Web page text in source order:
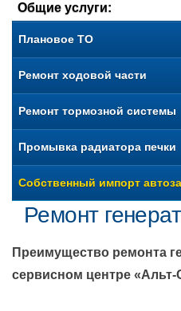
Общие услуги:
Плановое ТО
Ремонт ходовой части
Ремонт тормозной системы
Промывка радиатора печки
Собственный импорт
Ремонт
Преимущество ремонта
сервисном центре